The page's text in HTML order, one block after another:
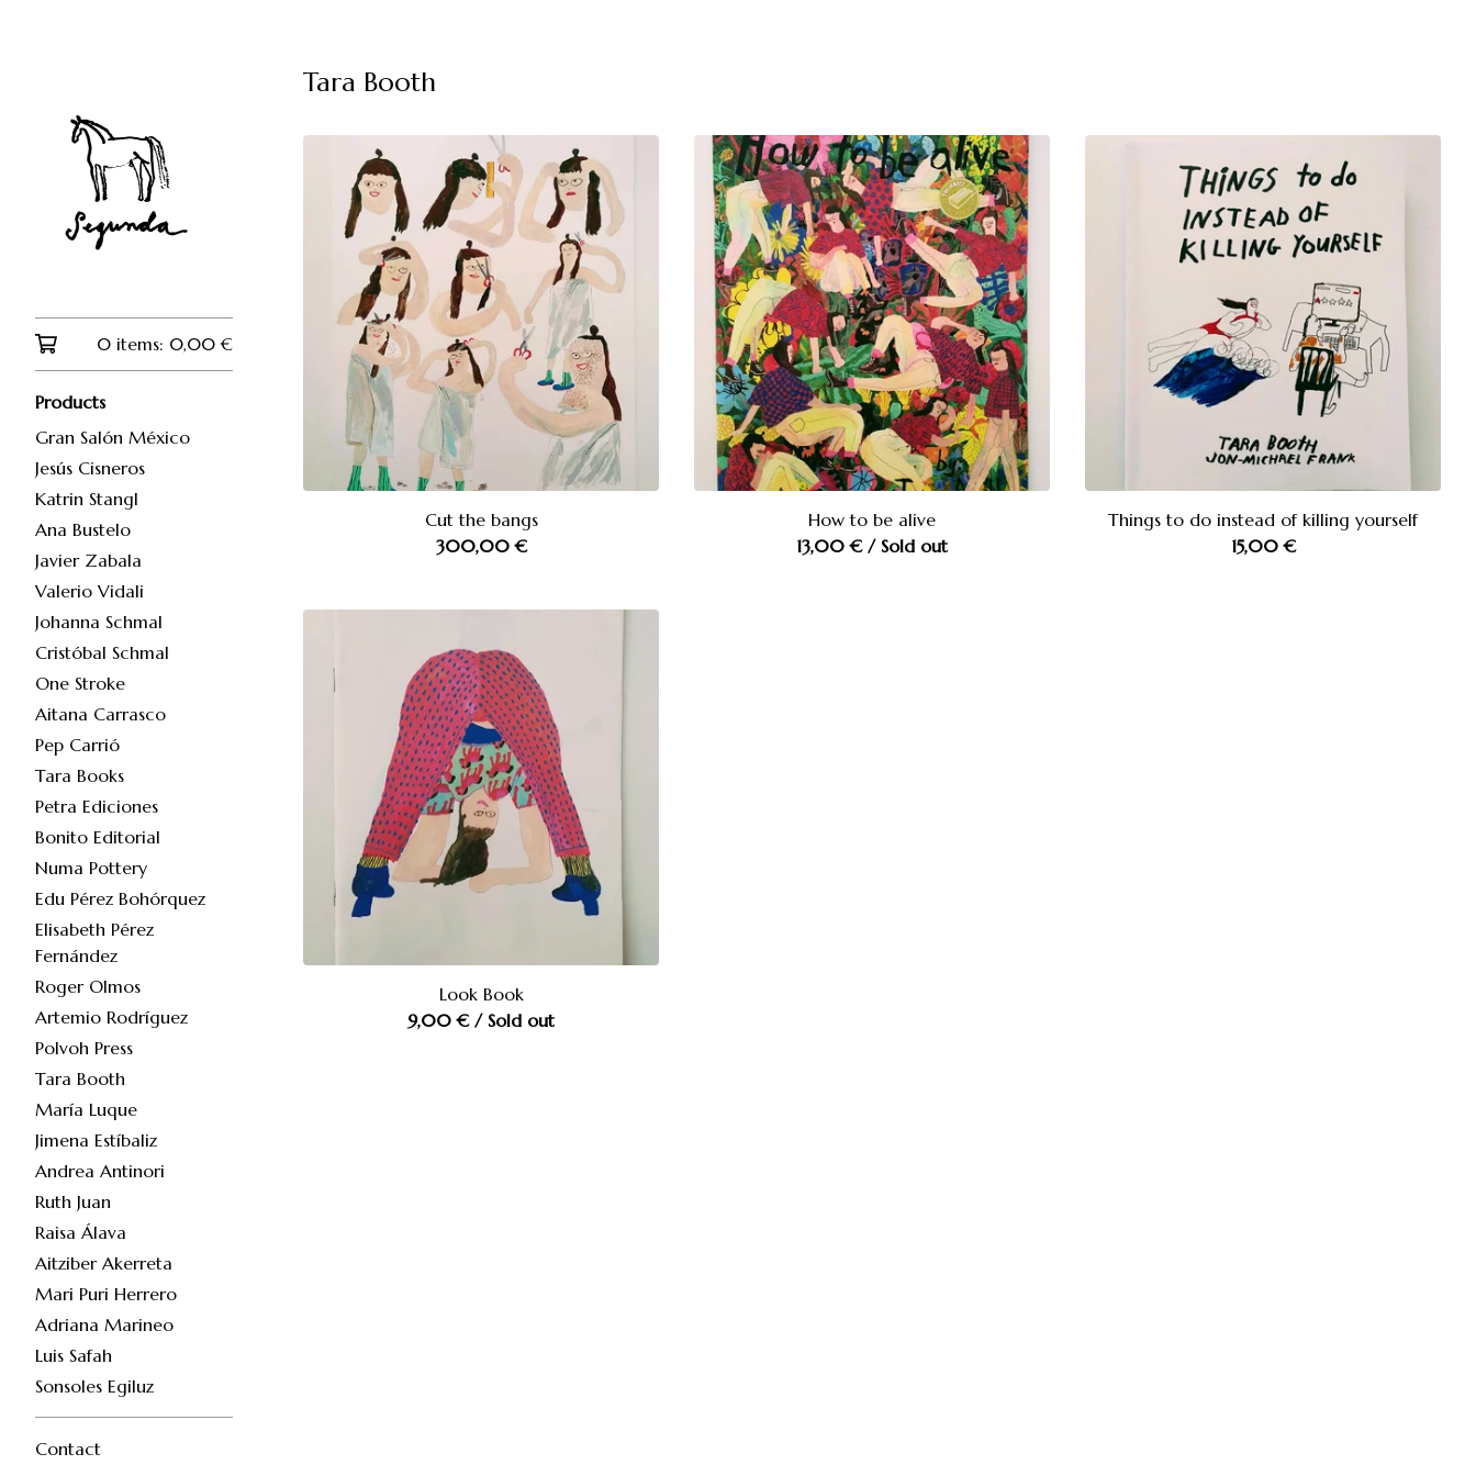
0 items: 0,00€
Products
Gran Salón México
Jesús Cisneros
Katrin Stangl
Ana Bustelo
Javier Zabala
Valerio Vidali
Johanna Schmal
Cristóbal Schmal
One Stroke
Aitana Carrasco
Pep Carrió
Tara Books
Petra Ediciones
Bonito Editorial
Numa Pottery
Edu Pérez Bohórquez
Elisabeth Pérez
Fernández
Roger Olmos
Artemio Rodríguez
Polvoh Press
Tara Booth
María Luque
Jimena Estíbaliz
Andrea Antinori
Ruth Juan
Raisa Álava
Aitziber Akerreta
Mari Puri Herrero
Adriana Marineo
Luis Safah
Sonsoles Egiluz
Contact
Tara Booth
Cut the bangs
300,00€
How to be alive
13,00€ / Sold out
Things to do instead of killing yourself
15,00€
Look Book
9,00€ / Sold out